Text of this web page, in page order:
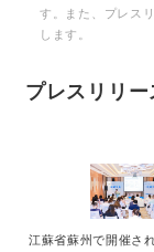
す。また、プレス
します。
プレスリリ
江蘇省蘇州で開催さ